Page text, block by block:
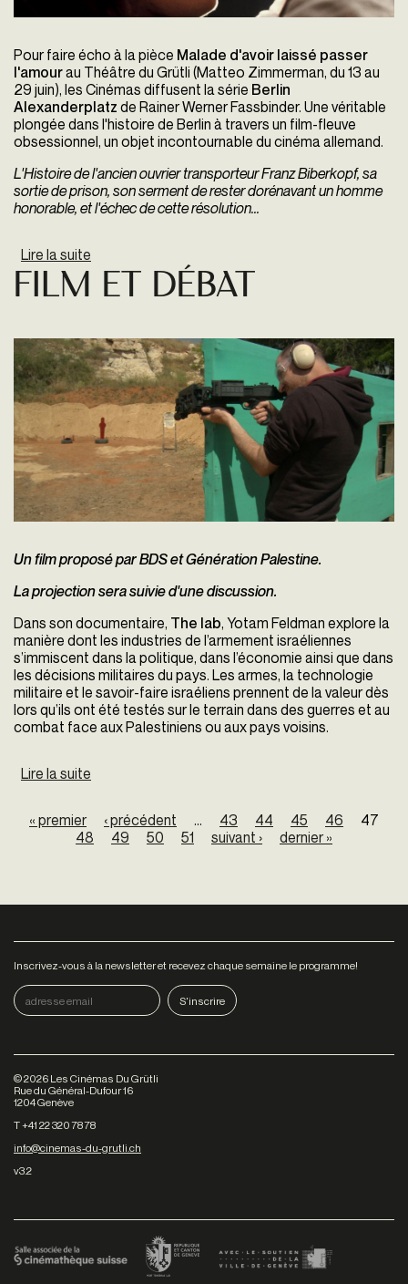
Pour faire écho à la pièce Malade d'avoir laissé passer
l'amourau Théâtre du Grütli (Matteo Zimmerman, du 13 au
29 juin), les Cinémas diffusent la série Berlin
Alexanderplatz de Rainer Werner Fassbinder. Une véritable
plongée dans l'histoire de Berlin à travers un film-fleuve
obsessionnel, un objet incontournable du cinéma allemand.
L'Histoire de l'ancien ouvrier transporteur Franz Biberkopf, sa
sortie de prison, son serment de rester dorénavant un homme
honorable, et l'échec de cette résolution...
Lire la suite
Film Et Débat
Un film proposé par BDS et Génération Palestine.
La projection sera suivie d'une discussion.
Dans son documentaire, The lab, Yotam Feldman explore la
manière dont les industries de l’armement israéliennes
s’immiscent dans la politique, dans l’économie ainsi que dans
les décisions militaires du pays. Les armes, la technologie
militaire et le savoir-faire israéliens prennent de la valeur dès
lors qu’ils ont été testés sur le terrain dans des guerres et au
combat face aux Palestiniens ou aux pays voisins.
Lire la suite
Pages
« premier ‹ précédent … 43 44 45 46
47
48
49 50 51 suivant › dernier »
Inscrivez-vous à la newsletter et recevez chaque semaine le programme!
©2026 Les Cinémas Du Grütli
Rue du Général-Dufour 16
1204 Genève
T +41 22 320 78 78
info@cinemas-du-grutli.ch
v3.2